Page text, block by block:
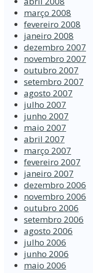
março 2008
fevereiro 2008
janeiro 2008
dezembro 2007
novembro 2007
outubro 2007
setembro 2007
agosto 2007
julho 2007
junho 2007
maio 2007
abril 2007
março 2007
fevereiro 2007
janeiro 2007
dezembro 2006
novembro 2006
outubro 2006
setembro 2006
agosto 2006
julho 2006
junho 2006
maio 2006